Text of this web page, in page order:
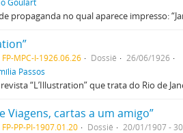
propaganda no qual aparece impresso:
FP-MPC-I-1926.06.26 Dossiê
26/06/1926
Passos
“L’Illustration” que trata do Rio de
Viagens, cartas a um amigo”
FP-PP-PI-1907.01.20 Dossiê
20/01/1907 -